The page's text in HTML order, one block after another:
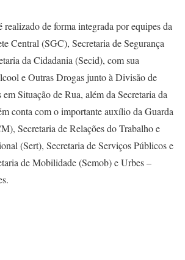
de forma integrada por equipes da
Central (SGC), Secretaria de Segurança
da Cidadania (Secid), com sua
e Outras Drogas junto à Divisão de
em Situação de Rua, além da Secretaria da
conta com o importante auxílio da Guarda
Secretaria de Relações do Trabalho e
(Sert), Secretaria de Serviços Públicos e
de Mobilidade (Semob) e Urbes –